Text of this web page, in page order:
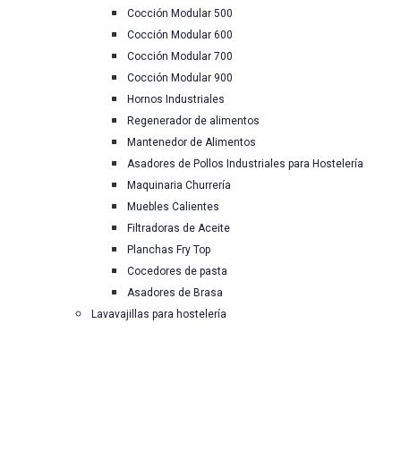
Cocción Modular 500
Cocción Modular 600
Cocción Modular 700
Cocción Modular 900
Hornos Industriales
Regenerador de alimentos
Mantenedor de Alimentos
Asadores de Pollos Industriales para Hostelería
Maquinaria Churrería
Muebles Calientes
Filtradoras de Aceite
Planchas Fry Top
Cocedores de pasta
Asadores de Brasa
Lavavajillas para hostelería